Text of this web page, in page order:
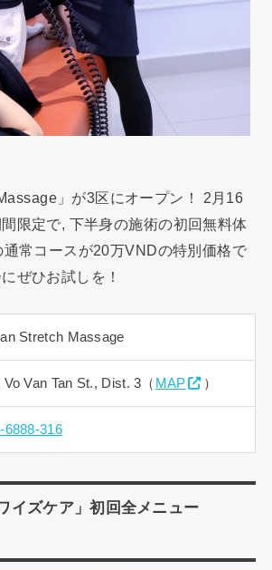
」が3区にオープン！ 2月16
限定で, 下半身の施術の初回無料体
常コースが20万VNDの特別価格で
ぜひお試しを！
Stretch Massage
Vo Van Tan St., Dist. 3（ MAP ）
6888-316
イズケア」初回全メニュー